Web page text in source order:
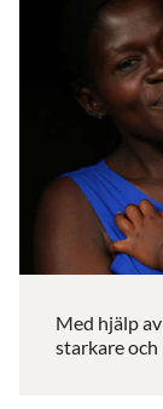
Med hjälp
starkare och